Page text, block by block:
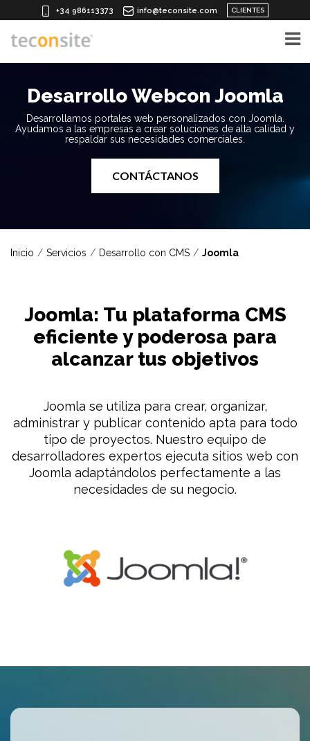
+34 986113373 info@teconsite.com CLIENTES
Desarrollo Webcon Joomla
Desarrollamos portales web personalizados con Joomla.
Ayudamos a las empresas a crear soluciones de alta calidad y
respaldar sus necesidades comerciales.
CONTÁCTANOS
Inicio Servicios Desarrollo con CMS Joomla
Joomla: Tu plataforma CMS
eficiente y poderosa para
alcanzar tus objetivos
Joomla se utiliza para crear, organizar,
administrar y publicar contenido apta para todo
tipo de proyectos. Nuestro equipo de
desarrolladores expertos ejecuta sitios web con
Joomla adaptándolos perfectamente a las
necesidades de su negocio.